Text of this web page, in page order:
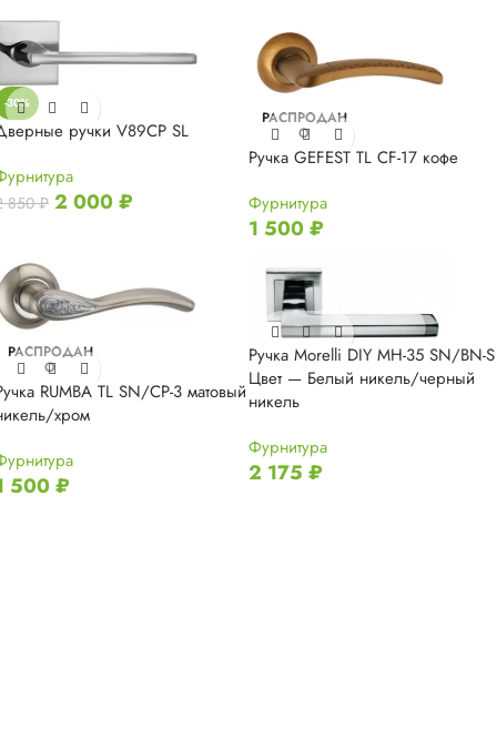
-30%
ручки V89CP SL
850₽ 2 000₽
РАСПРОДАН
О
Ручка GEFEST TL CF-17 кофе
Фурнитура
1 500₽
РАСПРОДАН
О
RUMBA TL SN/CP-3 матовый
хром
500₽
Ручка Morelli DIY MH-35 SN/BN-S
Цвет — Белый никель/черный
никель
Фурнитура
2 175 ₽